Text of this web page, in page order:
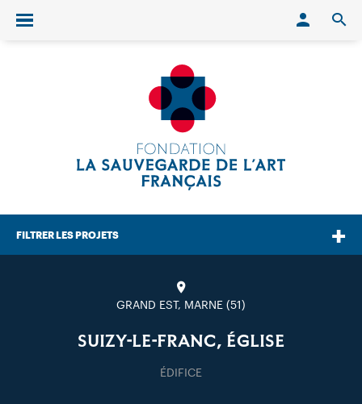
Ouvrir/fermer le menu
FILTRER LES PROJETS
GRAND EST, MARNE (51)
SUIZY-LE-FRANC, ÉGLISE
ÉDIFICE